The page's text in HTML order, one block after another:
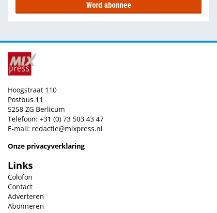
Word abonnee
Hoogstraat 110
Postbus 11
5258 ZG Berlicum
Telefoon: +31 (0) 73 503 43 47
E-mail: redactie@mixpress.nl
Onze privacyverklaring
Links
Colofon
Contact
Adverteren
Abonneren